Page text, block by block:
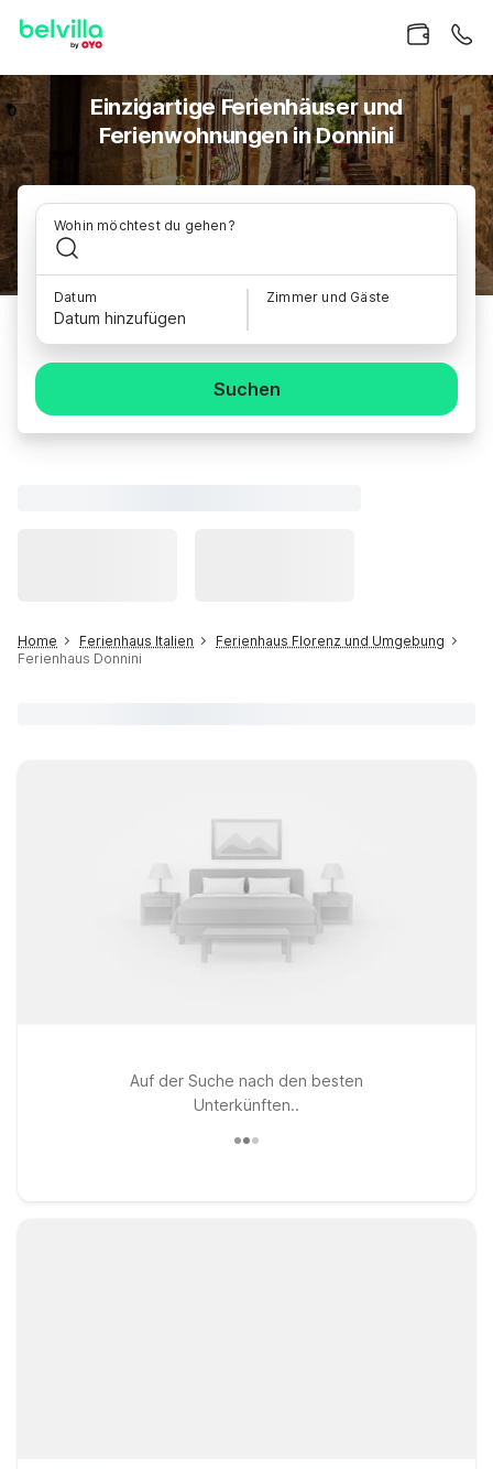
Einzigartige Ferienhäuser und
Ferienwohnungen in Donnini
Wohin möchtest du gehen?
Datum
Datum hinzufügen
Zimmer und Gäste
Suchen
Home Ferienhaus Italien
Ferienhaus Florenz und Umgebung
Ferienhaus Donnini
Auf der Suche nach den besten
Unterkünften..